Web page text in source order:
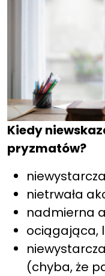
Kiedy
pryzmatów?
nietrwała
nadmierna
ociągająca,
(chyba, że